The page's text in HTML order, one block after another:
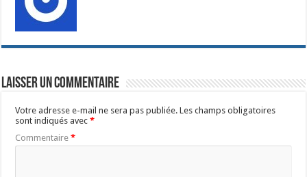
Laisser un commentaire
Votre adresse e-mail ne sera pas publiée. Les champs obligatoires
sont indiqués avec*
Commentaire*